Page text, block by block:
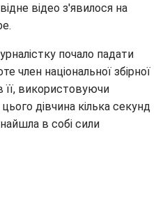
відео з'явилося на
почало падати
член національної збірної
використовуючи
дівчина кілька секунд
в собі сили